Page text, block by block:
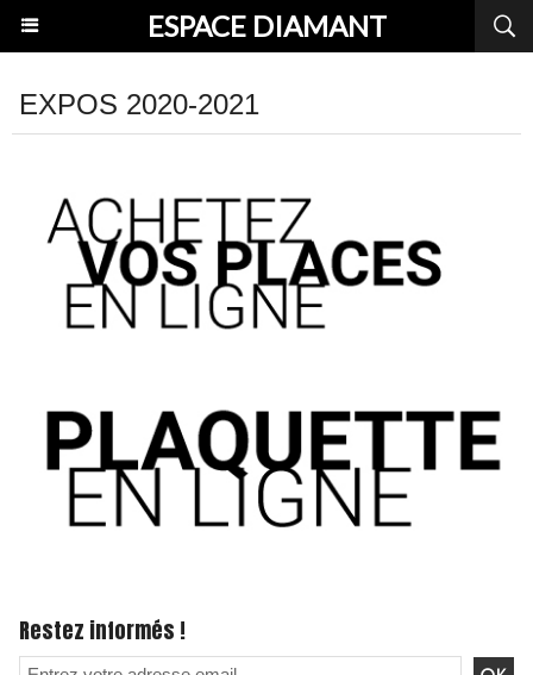
ESPACE DIAMANT
EXPOS 2020-2021
Restez informés !